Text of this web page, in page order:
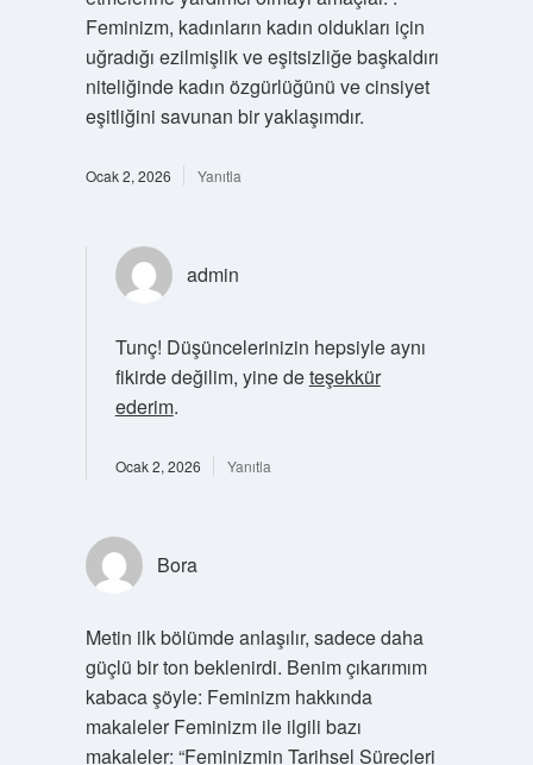
Feminizm, kadınların kadın oldukları için
uğradığı ezilmişlik ve eşitsizliğe başkaldırı
niteliğinde kadın özgürlüğünü ve cinsiyet
eşitliğini savunan bir yaklaşımdır.
Ocak 2, 2026 Yanıtla
admin
Tunç! Düşüncelerinizin hepsiyle aynı
fikirde değilim, yine deteşekkür
ederim.
Ocak 2, 2026 Yanıtla
Bora
Metin ilk bölümde anlaşılır, sadece daha
güçlü bir ton beklenirdi. Benim çıkarımım
kabaca şöyle: Feminizm hakkında
makaleler Feminizm ile ilgili bazı
makaleler: “Feminizmin Tarihsel Süreçleri